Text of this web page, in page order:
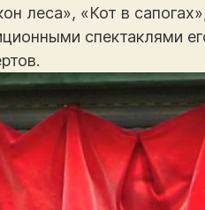
леса», «Кот в
спектаклями